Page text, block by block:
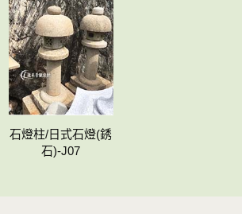
石燈柱/日式石燈(銹
石)-J07